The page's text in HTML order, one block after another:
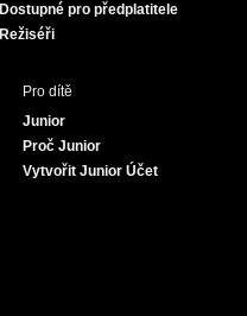
Dostupné pro předplatitele
Režiséři
Pro dítě
Junior
Proč Junior
Vytvořit Junior Účet